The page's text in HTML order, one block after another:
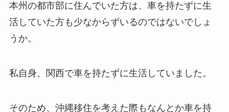
本州の都市部に住んでいた方は、車を持たずに生
活していた方も少なからずいるのではないでしょ
うか。
私自身、関西で車を持たずに生活していました。
そのため、沖縄移住を考えた際もなんとか車を持